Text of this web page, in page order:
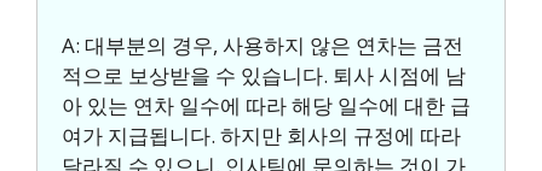
A: 대부분의 경우, 사용하지 않은 연차는 금전
적으로 보상받을 수 있습니다. 퇴사 시점에 남
아 있는 연차 일수에 따라 해당 일수에 대한 급
여가 지급됩니다. 하지만 회사의 규정에 따라